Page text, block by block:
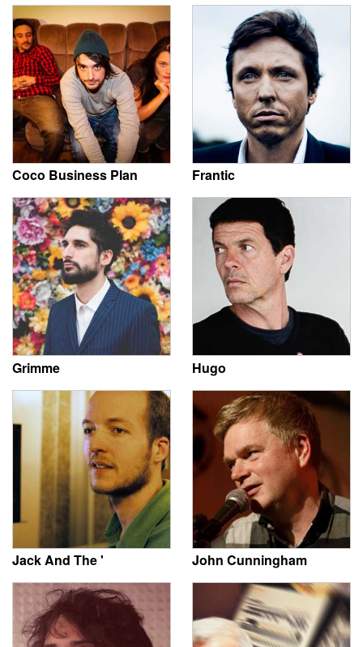
Coco Business Plan Frantic
Grimme Hugo
Jack And The ' John Cunningham